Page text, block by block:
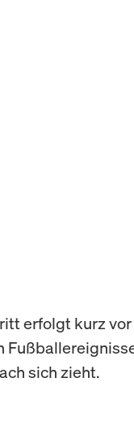
erfolgt kurz
sich zieht.